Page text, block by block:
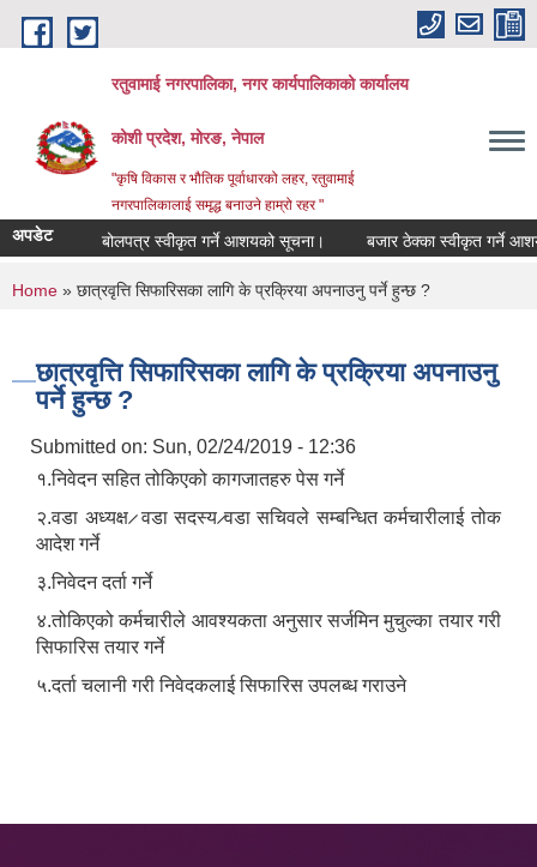
Skip to main content
रतुवामाई नगरपालिका, नगर कार्यपालिकाको कार्यालय
कोशी प्रदेश, मोरङ, नेपाल
"कृषि विकास र भौतिक पूर्वाधारको लहर, रतुवामाई
नगरपालिकालाई समृद्ध बनाउने हाम्रो रहर "
अपडेट बोलपत्र स्वीकृत गर्ने आशयको सूचना। बजार ठेक्का स्वीकृत गर्ने
You are here
Home » छात्रवृत्ति सिफारिसका लागि के प्रक्रिया अपनाउनु पर्ने हुन्छ ?
छात्रवृत्ति सिफारिसका लागि के प्रक्रिया अपनाउनु
पर्ने हुन्छ ?
Submitted on: Sun, 02/24/2019 - 12:36
१.निवेदन सहित तोकिएको कागजातहरु पेस गर्ने
२.वडा अध्यक्ष ̷ वडा सदस्य ̷वडा सचिवले सम्बन्धित कर्मचारीलाई तोक
आदेश गर्ने
३.निवेदन दर्ता गर्ने
४.तोकिएको कर्मचारीले आवश्यकता अनुसार सर्जमिन मुचुल्का तयार गरी
सिफारिस तयार गर्ने
५.दर्ता चलानी गरी निवेदकलाई सिफारिस उपलब्ध गराउने